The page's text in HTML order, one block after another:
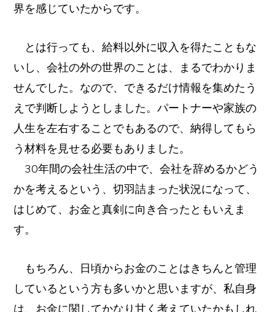
界を感じていたからです。
とは行っても、給料以外に収入を得たこともな
いし、会社の外の世界のことは、まるでわかりま
せんでした。なので、できるだけ情報を集めたう
えで判断しようとしました。パートナーや家族の
人生を左右することでもあるので、納得してもら
う材料を見せる必要もありました。
30年間の会社生活の中で、会社を辞めるかどう
かを考えるという、切羽詰まった状況になって、
はじめて、お金と真剣に向き合ったともいえま
す。
もちろん、日頃からお金のことはきちんと管理
しているという方も多いかと思いますが、私自身
は、お金に関してかなり甘く考えていたかもしれ